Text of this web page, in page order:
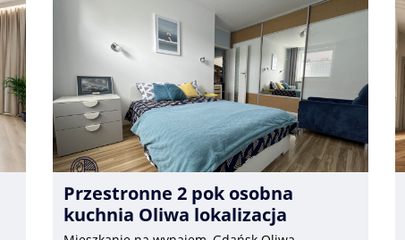
Przestronne 2 pok osobna
kuchnia Oliwa lokalizacja